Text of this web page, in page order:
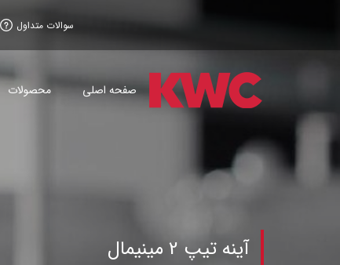
سوالات متداول
صفحه اصلی محصولات
آینه تیپ 2 مینیمال